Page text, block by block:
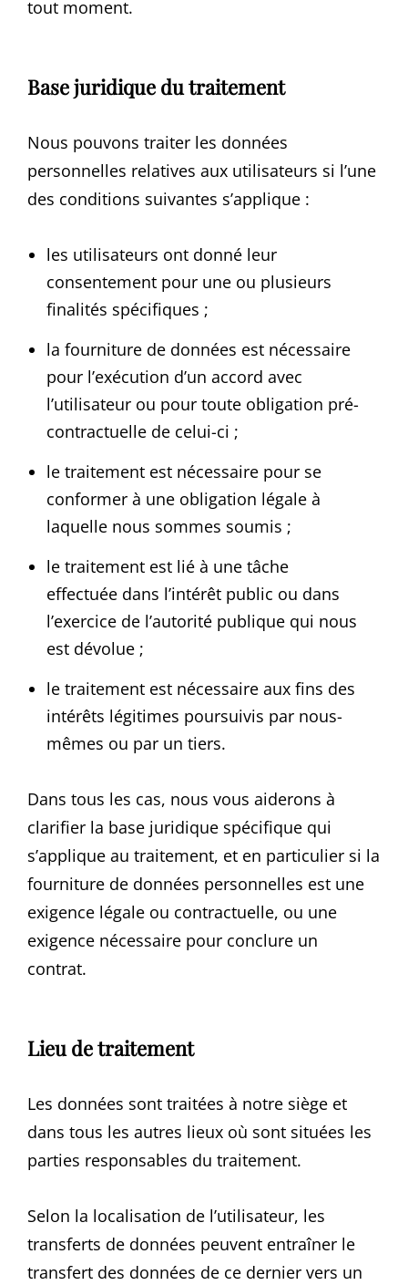
tout moment.
Base juridique du traitement
Nous pouvons traiter les données
personnelles relatives aux utilisateurs si l’une
des conditions suivantes s’applique :
les utilisateurs ont donné leur
consentement pour une ou plusieurs
finalités spécifiques ;
la fourniture de données est nécessaire
pour l’exécution d’un accord avec
l’utilisateur ou pour toute obligation pré-
contractuelle de celui-ci ;
le traitement est nécessaire pour se
conformer à une obligation légale à
laquelle nous sommes soumis ;
le traitement est lié à une tâche
effectuée dans l’intérêt public ou dans
l’exercice de l’autorité publique qui nous
est dévolue ;
le traitement est nécessaire aux fins des
intérêts légitimes poursuivis par nous-
mêmes ou par un tiers.
Dans tous les cas, nous vous aiderons à
clarifier la base juridique spécifique qui
s’applique au traitement, et en particulier si la
fourniture de données personnelles est une
exigence légale ou contractuelle, ou une
exigence nécessaire pour conclure un
contrat.
Lieu de traitement
Les données sont traitées à notre siège et
dans tous les autres lieux où sont situées les
parties responsables du traitement.
Selon la localisation de l’utilisateur, les
transferts de données peuvent entraîner le
transfert des données de ce dernier vers un